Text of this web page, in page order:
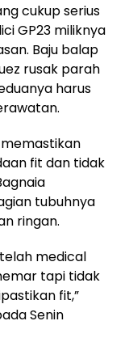
cukup serius
GP23 miliknya
Baju balap
rusak parah
harus
fit dan tidak
tubuhnya
ringan.
medical
tapi tidak
fit,”
Senin